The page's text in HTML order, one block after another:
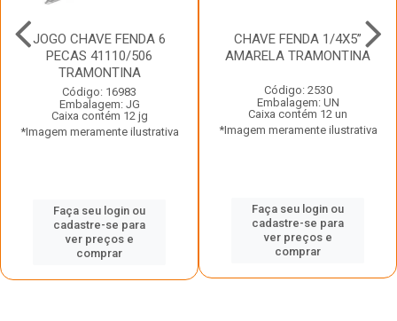
JOGO CHAVE FENDA 6
PECAS 41110/506
TRAMONTINA
Código: 16983
Embalagem: JG
Caixa contém 12 jg
*Imagem meramente ilustrativa
Faça seu login ou
cadastre-se para
ver preços e
comprar
CHAVE FENDA 1/4X5”
AMARELA TRAMONTINA
Código: 2530
Embalagem: UN
Caixa contém 12 un
*Imagem meramente ilustrativa
Faça seu login ou
cadastre-se para
ver preços e
comprar